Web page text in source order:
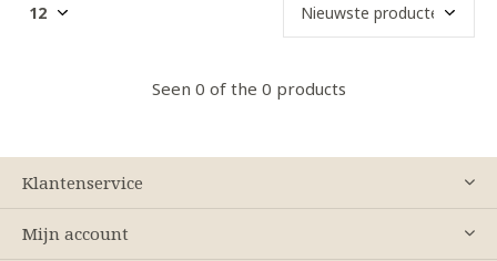
Seen 0 of the 0 products
Klantenservice
Mijn account